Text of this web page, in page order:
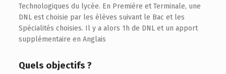
Technologiques du lycée. En Première et Terminale, une
DNL est choisie par les élèves suivant le Bac et les
Spécialités choisies. Il y a alors 1h de DNL et un apport
supplémentaire en Anglais
Quels objectifs ?